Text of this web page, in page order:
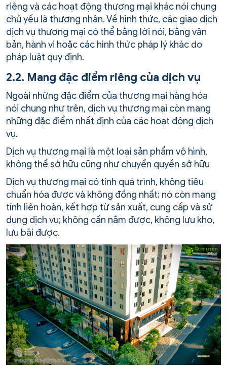
riêng và các hoạt động thương mại khác nói chung
chủ yếu là thương nhân. Về hình thức, các giao dịch
dịch vụ thương mại có thể bằng lời nói, bằng văn
bản, hành vi hoặc các hình thức pháp lý khác do
pháp luật quy định.
2.2. Mang đặc điểm riêng của dịch vụ
Ngoài những đặc điểm của thương mại hàng hóa
nói chung như trên, dịch vụ thương mại còn mang
những đặc điểm nhất định của các hoạt động dịch
vụ.
Dịch vụ thương mại là một loại sản phẩm vô hình,
không thể sở hữu cũng như chuyển quyền sở hữu
Dịch vụ thương mại có tính quá trình, không tiêu
chuẩn hóa được và không đồng nhất; nó còn mang
tính liên hoàn, kết hợp từ sản xuất, cung cấp và sử
dụng dịch vụ; không cần nắm được, không lưu kho,
lưu bãi được.